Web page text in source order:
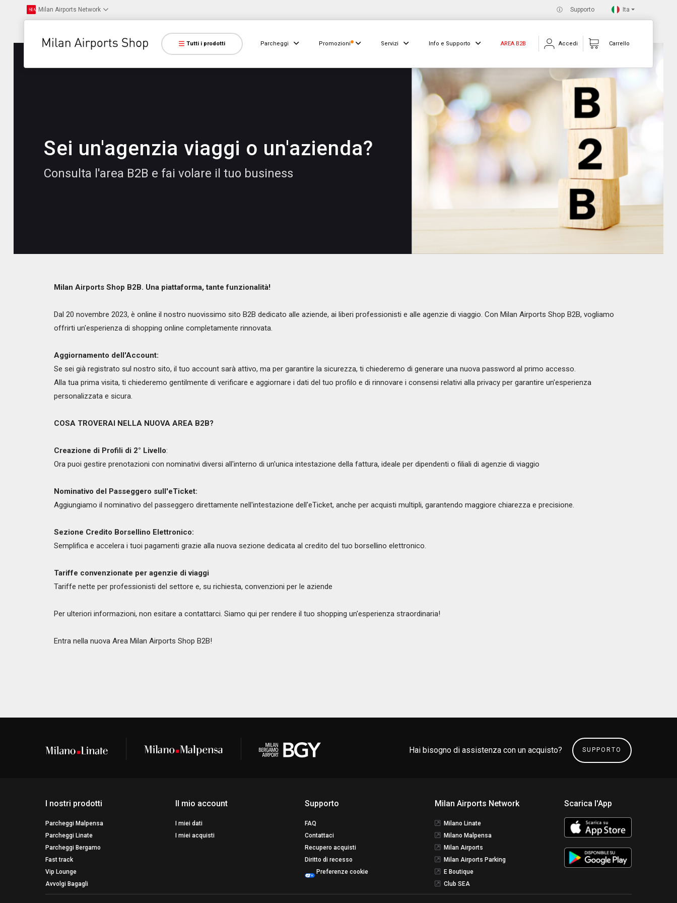
Milan Airports Network Supporto Ita
Tutti i prodotti Parcheggi Promozioni Servizi Info e Supporto AREA B2B Accedi Carrello
Sei un'agenzia viaggi o un'azienda?
Consulta l'area B2B e fai volare il tuo business
Milan Airports Shop B2B. Una piattaforma, tante funzionalità!
Dal 20 novembre 2023, è online il nostro nuovissimo sito B2B dedicato alle aziende, ai liberi professionisti e alle agenzie di viaggio. Con Milan Airports Shop B2B, vogliamo
offrirti un'esperienza di shopping online completamente rinnovata.
Aggiornamento dell'Account:
Se sei già registrato sul nostro sito, il tuo account sarà attivo, ma per garantire la sicurezza, ti chiederemo di generare una nuova password al primo accesso.
Alla tua prima visita, ti chiederemo gentilmente di verificare e aggiornare i dati del tuo profilo e di rinnovare i consensi relativi alla privacy per garantire un'esperienza
personalizzata e sicura.
COSA TROVERAI NELLA NUOVA AREA B2B?
Creazione di Profili di 2° Livello:
Ora puoi gestire prenotazioni con nominativi diversi all'interno di un'unica intestazione della fattura, ideale per dipendenti o filiali di agenzie di viaggio
Nominativo del Passeggero sull'eTicket:
Aggiungiamo il nominativo del passeggero direttamente nell'intestazione dell'eTicket, anche per acquisti multipli, garantendo maggiore chiarezza e precisione.
Sezione Credito Borsellino Elettronico:
Semplifica e accelera i tuoi pagamenti grazie alla nuova sezione dedicata al credito del tuo borsellino elettronico.
Tariffe convenzionate per agenzie di viaggi
Tariffe nette per professionisti del settore e, su richiesta, convenzioni per le aziende
Per ulteriori informazioni, non esitare a contattarci. Siamo qui per rendere il tuo shopping un'esperienza straordinaria!
Entra nella nuova Area Milan Airports Shop B2B!
Hai bisogno di assistenza con un acquisto? SUPPORTO
I nostri prodotti
Parcheggi Malpensa
Parcheggi Linate
Parcheggi Bergamo
Fast track
Vip Lounge
Avvolgi Bagagli
Il mio account
I miei dati
I miei acquisti
Supporto
FAQ
Contattaci
Recupero acquisti
Diritto di recesso
Preferenze cookie
Milan Airports Network
Milano Linate
Milano Malpensa
Milan Airports
Milan Airports Parking
E Boutique
Club SEA
Scarica l'App